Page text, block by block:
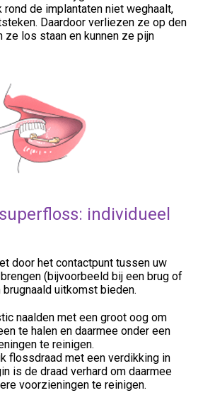
de implantaten niet weghaalt,
Daardoor verliezen ze op den
ze los staan en kunnen ze pijn
individueel
door het contactpunt tussen uw
(bijvoorbeeld bij een brug of
uitkomst bieden.
naalden met een groot oog om
te halen en daarmee onder een
te reinigen.
flossdraad met een verdikking in
is de draad verhard om daarmee
voorzieningen te reinigen.